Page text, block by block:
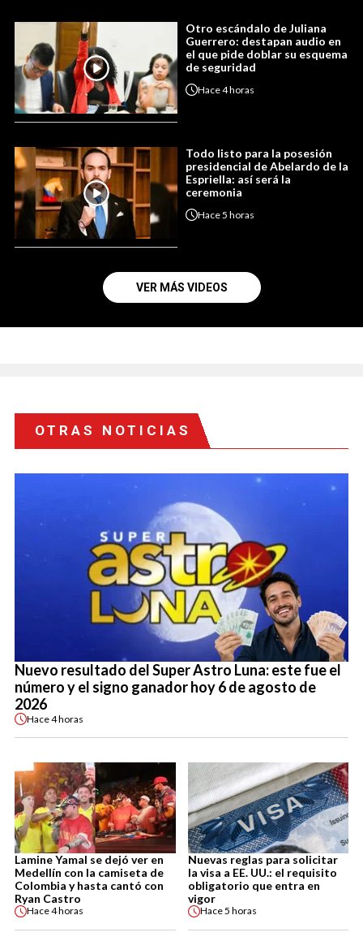
Otro escándalo de Juliana
Guerrero: destapan audio en
el que pide doblar su esquema
de seguridad
Hace4 horas
Todo listo para la posesión
presidencial de Abelardo de la
Espriella: así será la
ceremonia
Hace5 horas
VER MÁS VIDEOS
OTRAS NOTICIAS
Nuevo resultado del Super Astro Luna: este fue el
número y el signo ganador hoy 6 de agosto de
2026
Hace4 horas
Lamine Yamal se dejó ver en
Medellín con la camiseta de
Colombia y hasta cantó con
Ryan Castro
Hace4 horas
Nuevas reglas para solicitar
la visa a EE. UU.: el requisito
obligatorio que entra en
vigor
Hace5 horas